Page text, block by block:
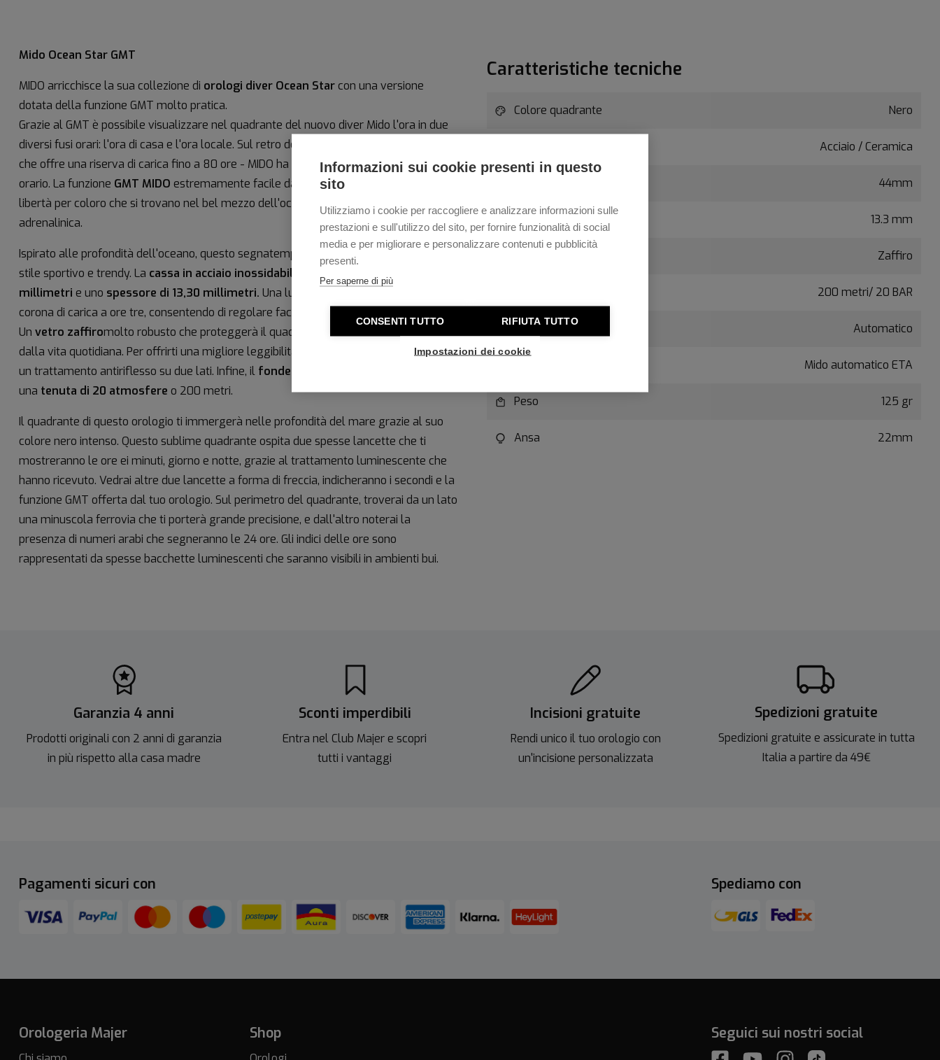
Informazioni sui cookie presenti in questo
sito
Utilizziamo i cookie per raccogliere e analizzare informazioni sulle
prestazioni e sull'utilizzo del sito, per fornire funzionalità di social
media e per migliorare e personalizzare contenuti e pubblicità
presenti.
Per saperne di più
CONSENTI TUTTO RIFIUTA TUTTO
Impostazioni dei cookie
Mido Ocean Star GMT
MIDO arricchisce la sua collezione di orologi diver Ocean Starcon una versione
dotata della funzione GMT molto pratica.
Grazie al GMT è possibile visualizzare nel quadrante del nuovo diver Mido l'ora in due
diversi fusi orari: l'ora di casa e l'ora locale. Sul retro dell'orologio - dotato di calibro 80,
che offre una riserva di carica fino a 80 ore - MIDO ha inciso le indicazioni del fuso
orario. La funzione GMT MIDO estremamente facile da usare offre il doppio della
libertà per coloro che si trovano nel bel mezzo dell'oceano o di un'avventura
adrenalinica.
Ispirato alle profondità dell'oceano, questo segnatempo sedurrà gli uomini con il suo
stile sportivo e trendy. La cassa in acciaio inossidabile
millimetri e uno spessore di 13,30 millimetri. Una lunetta in ceramica ospita la
corona di carica a ore tre, consentendo di regolare facilmente le lancette dell'orologio.
Un vetro zaffiromolto robusto che proteggerà il quadrante da urti e graffi causati
dalla vita quotidiana. Per offrirti una migliore leggibilità, questo vetro ha beneficiato di
un trattamento antiriflesso su due lati. Infine, il fondello avvitato
una tenuta di 20 atmosfere o 200 metri.
Il quadrante di questo orologio ti immergerà nelle profondità del mare grazie al suo
colore nero intenso. Questo sublime quadrante ospita due spesse lancette che ti
mostreranno le ore ei minuti, giorno e notte, grazie al trattamento luminescente che
hanno ricevuto. Vedrai altre due lancette a forma di freccia, indicheranno i secondi e la
funzione GMT offerta dal tuo orologio. Sul perimetro del quadrante, troverai da un lato
una minuscola ferrovia che ti porterà grande precisione, e dall'altro noterai la
presenza di numeri arabi che segneranno le 24 ore. Gli indici delle ore sono
rappresentati da spesse bacchette luminescenti che saranno visibili in ambienti bui.
Caratteristiche tecniche
Colore quadrante Nero
Acciaio / Ceramica
44mm
13.3 mm
Zaffiro
200 metri/ 20 BAR
Movimento Automatico
Mido automatico ETA
Peso 125 gr
Ansa 22mm
Garanzia 4 anni
Prodotti originali con 2 anni di garanzia
in più rispetto alla casa madre
Sconti imperdibili
Entra nel Club Majer e scopri
tutti i vantaggi
Incisioni gratuite
Rendi unico il tuo orologio con
un'incisione personalizzata
Spedizioni gratuite
Spedizioni gratuite e assicurate in tutta
Italia a partire da 49€
Pagamenti sicuri con Spediamo con
Orologeria Majer Shop Seguici sui nostri social